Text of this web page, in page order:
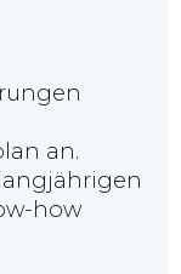
an.
how